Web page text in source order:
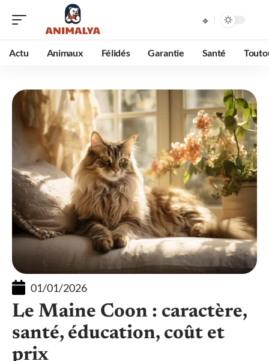
Actu Animaux Félidés Garantie Santé
01/01/2026
Le Maine Coon : caractère,
santé, éducation, coût et
prix